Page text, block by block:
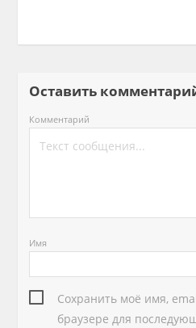
Оставить
Комментарий
Имя
Сохранить моё имя,
браузере для